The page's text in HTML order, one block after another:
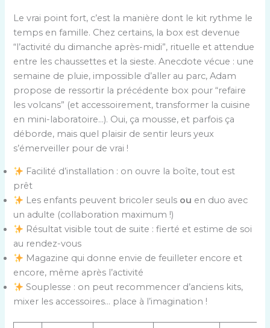
Le vrai point fort, c’est la manière dont le kit rythme le
temps en famille. Chez certains, la box est devenue
“l’activité du dimanche après-midi”, rituelle et attendue
entre les chaussettes et la sieste. Anecdote vécue : une
semaine de pluie, impossible d’aller au parc, Adam
propose de ressortir la précédente box pour “refaire
les volcans” (et accessoirement, transformer la cuisine
en mini-laboratoire…). Oui, ça mousse, et parfois ça
déborde, mais quel plaisir de sentir leurs yeux
s’émerveiller pour de vrai !
Facilité d’installation : on ouvre la boîte, tout est
prêt
Les enfants peuvent bricoler seuls ou en duo avec
un adulte (collaboration maximum !)
Résultat visible tout de suite : fierté et estime de soi
au rendez-vous
Magazine qui donne envie de feuilleter encore et
encore, même après l’activité
Souplesse : on peut recommencer d’anciens kits,
mixer les accessoires… place à l’imagination !